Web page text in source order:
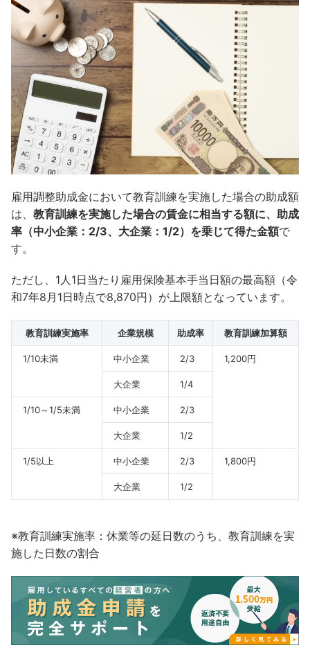
雇用調整助成金において教育訓練を実施した場合の助成額
は、 教育訓練を実施した場合の賃金に相当する額に、助成
率（中小企業：2/3、大企業：1/2）を乗じて得た金額で
す。
ただし、1人1日当たり雇用保険基本手当日額の最高額（令
和7年8月1日時点で8,870円）が上限額となっています。
教育訓練実施率 企業規模 助成率 教育訓練加算額
1/10未満 中小企業 2/3 1,200円
大企業 1/4
1/10～1/5未満 中小企業 2/3
大企業 1/2
1/5以上 中小企業 2/3 1,800円
大企業 1/2
※教育訓練実施率：休業等の延日数のうち、教育訓練を実
施した日数の割合